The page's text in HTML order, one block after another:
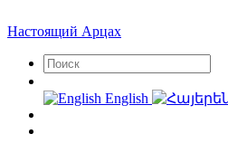
Настоящий Арцах
English